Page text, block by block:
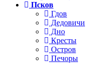
Псков
Гдов
Дедовичи
Дно
Кресты
Остров
Печоры